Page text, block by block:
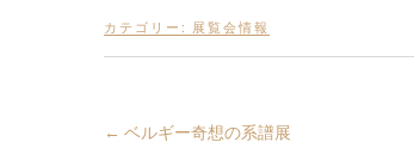
カテゴリー: 展覧会情報
← ベルギー奇想の系譜展